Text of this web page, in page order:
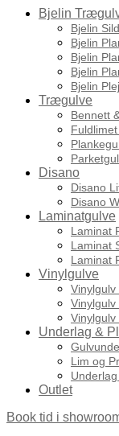
Bjelin
Bjelin
Bjelin
Bjelin
Bjelin
Bjelin
Trægulve
Bennett
Disano
Disano
Disano
Laminatgulve
Laminat
Laminat
Laminat
Vinylgulve
Vinylgulv
Vinylgulv
Vinylgulv
Underlag &
Lim og
Outlet
Book tid i